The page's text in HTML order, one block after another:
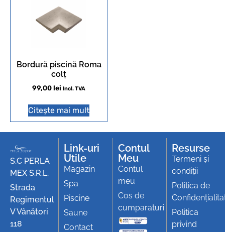
Bordură piscină Roma
colț
99,00lei Incl. TVA
Citește mai mult
S.C PERLA
MEX S.R.L.
Strada
Regimentul
V Vânători
118
Link-uri
Utile
Magazin
Spa
Piscine
Saune
Contact
Contul
Meu
Contul
meu
Cos de
cumparaturi
Resurse
Termeni și
condiții
Politica de
Politica
privind